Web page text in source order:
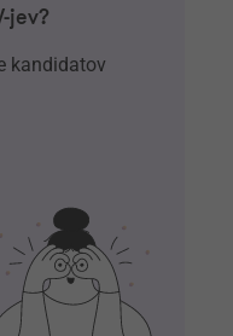
jev?
kandidatov